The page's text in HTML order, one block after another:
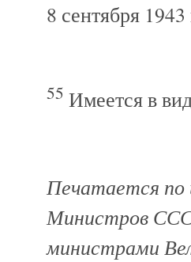
8 сентября 1943
55 Имеется в
Печатается по
Министров
министрами